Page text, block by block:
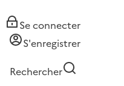
Se connecter
S'enregistrer
Rechercher